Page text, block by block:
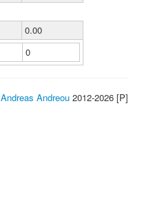
0.00
0
Andreas Andreou 2012-2026 [P]